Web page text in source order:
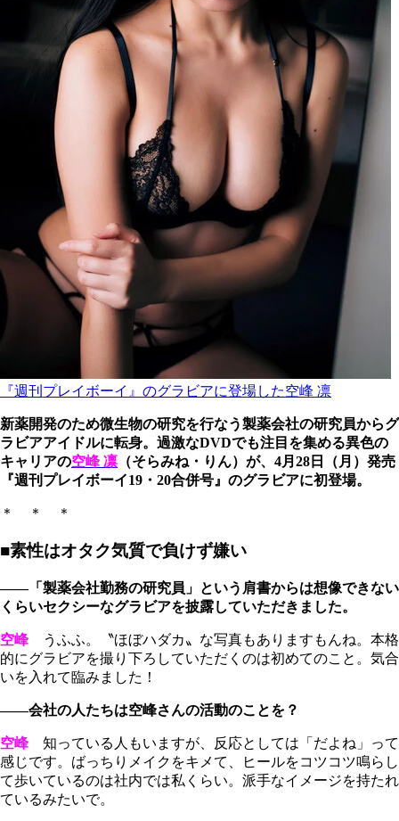
『週刊プレイボーイ』のグラビアに登場した空峰 凛
新薬開発のため微生物の研究を行なう製薬会社の研究員からグ
ラビアアイドルに転身。過激なDVDでも注目を集める異色の
キャリアの空峰 凛 （そらみね・りん）が、4月28日（月）発売
『週刊プレイボーイ19・20合併号』のグラビアに初登場。
＊ ＊ ＊
■素性はオタク気質で負けず嫌い
――「製薬会社勤務の研究員」という肩書からは想像できない
くらいセクシーなグラビアを披露していただきました。
空峰うふふ。〝ほぼハダカ〟な写真もありますもんね。本格
的にグラビアを撮り下ろしていただくのは初めてのこと。気合
いを入れて臨みました！
――会社の人たちは空峰さんの活動のことを？
空峰知っている人もいますが、反応としては「だよね」って
感じです。ばっちりメイクをキメて、ヒールをコツコツ鳴らし
て歩いているのは社内では私くらい。派手なイメージを持たれ
ているみたいで。